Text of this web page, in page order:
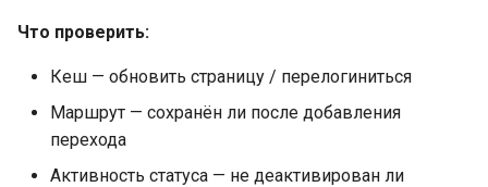
Что проверить:
Кеш — обновить страницу / перелогиниться
Маршрут — сохранён ли после добавления
перехода
Активность статуса — не деактивирован ли